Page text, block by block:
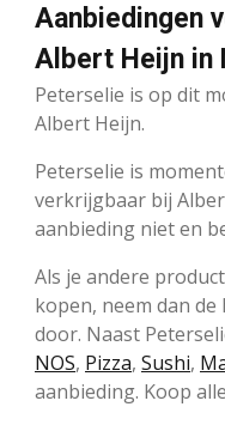
Aanbiedingen
Albert Heijn in
Peterselie is op dit
Albert Heijn.
Peterselie is
verkrijgbaar bij
aanbieding niet en
Als je andere
kopen, neem dan
door. Naast
NOS, Pizza, Sushi,
aanbieding. Koop